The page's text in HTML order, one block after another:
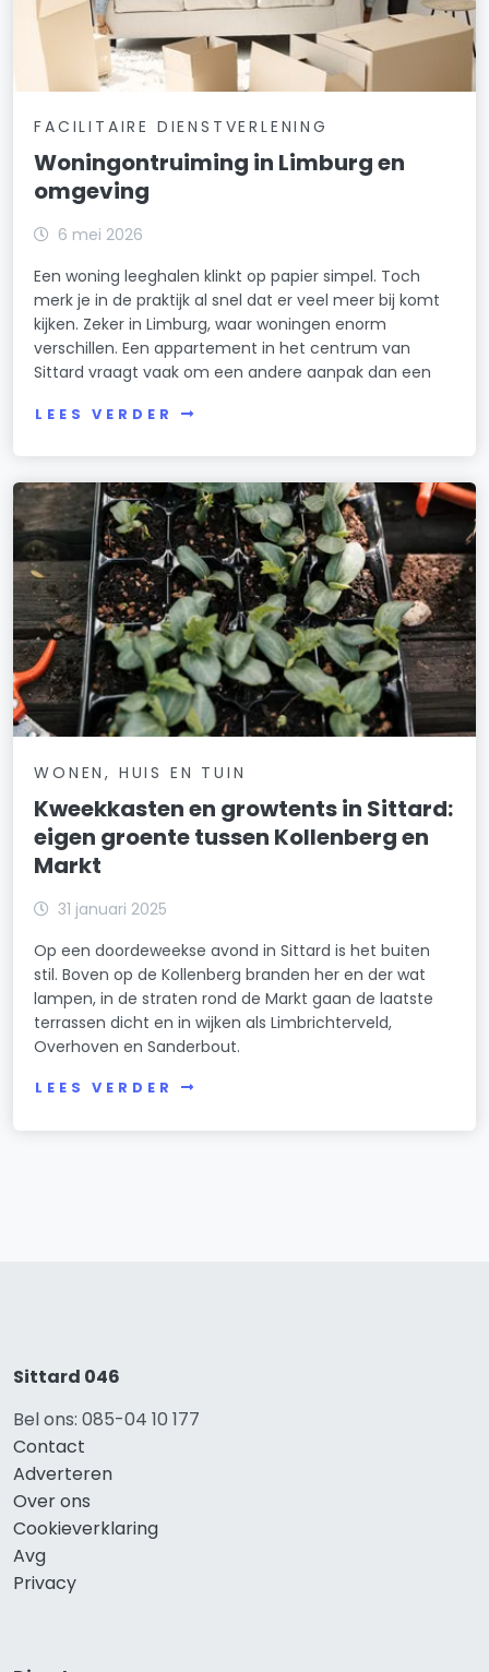
FACILITAIRE DIENSTVERLENING
Woningontruiming in Limburg en
omgeving
6 mei 2026
Een woning leeghalen klinkt op papier simpel. Toch
merk je in de praktijk al snel dat er veel meer bij komt
kijken. Zeker in Limburg, waar woningen enorm
verschillen. Een appartement in het centrum van
Sittard vraagt vaak om een andere aanpak dan een
LEES VERDER
WONEN, HUIS EN TUIN
Kweekkasten en growtents in Sittard:
eigen groente tussen Kollenberg en
Markt
31 januari 2025
Op een doordeweekse avond in Sittard is het buiten
stil. Boven op de Kollenberg branden her en der wat
lampen, in de straten rond de Markt gaan de laatste
terrassen dicht en in wijken als Limbrichterveld,
Overhoven en Sanderbout.
LEES VERDER
Sittard 046
Bel ons: 085-04 10 177
Contact
Adverteren
Over ons
Cookieverklaring
Avg
Privacy